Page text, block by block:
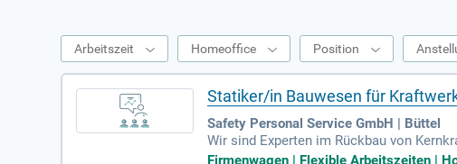
Arbeitszeit Homeoffice Position
Statiker/in Bauwesen für
Safety Personal Service GmbH | Büttel
Wir sind Experten im Rückbau von
ige Zusammenarbeit im Vordergrund,
Firmenwagen | Flexible Arbeitszeiten |